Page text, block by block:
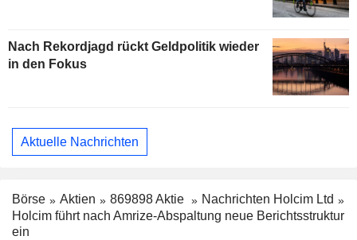
Nach Rekordjagd rückt Geldpolitik wieder
in den Fokus
Aktuelle Nachrichten
Börse Aktien 869898 Aktie
Nachrichten Holcim Ltd
Holcim führt nach Amrize-Abspaltung neue Berichtsstruktur
ein